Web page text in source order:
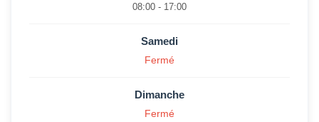
08:00 - 17:00
Samedi
Fermé
Dimanche
Fermé